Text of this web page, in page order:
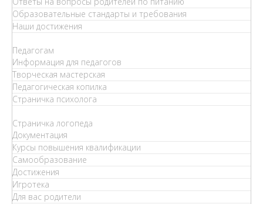
Образовательные стандарты и требования
Наши достижения
Педагогам
Информация для педагогов
Творческая мастерская
Педагогическая копилка
Страничка психолога
Страничка логопеда
Документация
Курсы повышения квалификации
Самообразование
Достижения
Игротека
Для вас родители